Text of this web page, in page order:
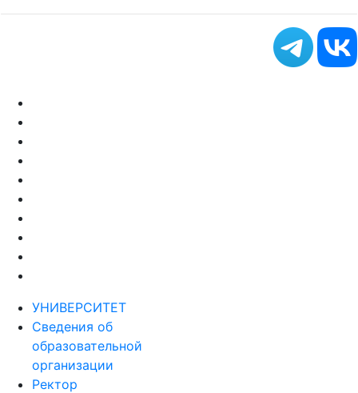
УНИВЕРСИТЕТ
Сведения об
образовательной
организации
Ректор